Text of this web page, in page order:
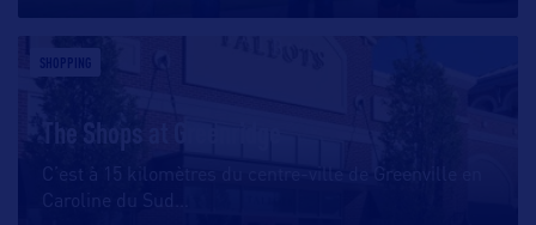
SHOPPING
The Shops at Greenridge
C’est à 15 kilomètres du centre-ville de Greenville en
Caroline du Sud